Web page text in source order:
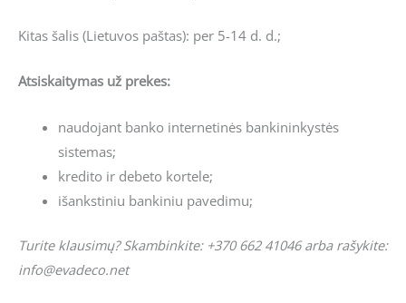
Kitas šalis (Lietuvos paštas): per 5-14 d. d.;
Atsiskaitymas už prekes:
naudojant banko internetinės bankininkystės
sistemas;
kredito ir debeto kortele;
išankstiniu bankiniu pavedimu;
Turite klausimų? Skambinkite: +370 662 41046 arba rašykite:
info@evadeco.net